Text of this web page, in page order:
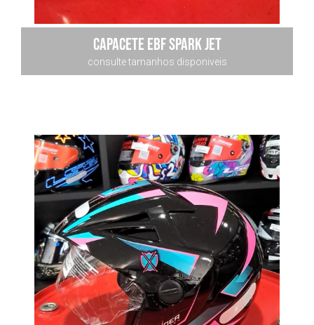
capacete ebf spark jet
consulte tamanhos disponiveis